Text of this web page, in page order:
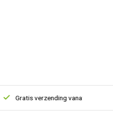
Gratis verzending vanaf € 150